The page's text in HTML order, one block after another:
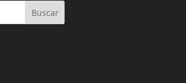
Buscar